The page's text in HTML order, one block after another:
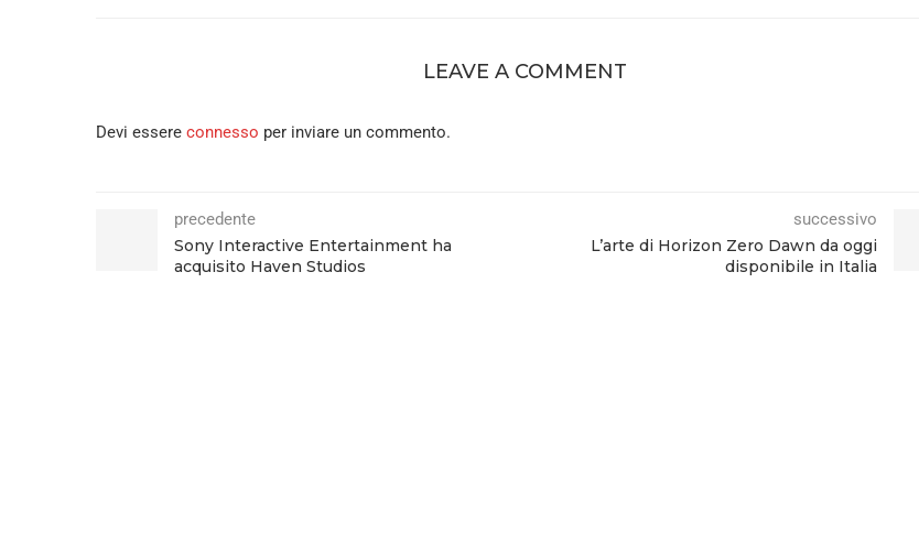
LEAVE A COMMENT
Devi essere connesso per inviare un commento.
precedente
Sony Interactive Entertainment ha
acquisito Haven Studios
successivo
L’arte di Horizon Zero Dawn da oggi
disponibile in Italia